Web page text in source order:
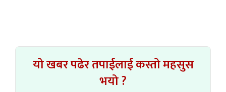
यो खबर पढेर तपाईलाई कस्तो महसुस
भयो ?